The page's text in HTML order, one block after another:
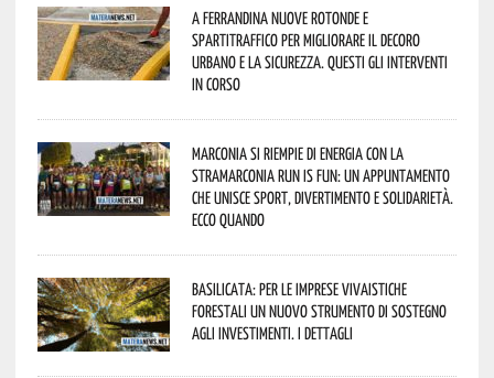
A Ferrandina nuove rotonde e
spartitraffico per migliorare il decoro
urbano e la sicurezza. Questi gli interventi
in corso
Marconia si riempie di energia con la
StraMarconia Run is Fun: un appuntamento
che unisce sport, divertimento e solidarietà.
Ecco quando
Basilicata: per le imprese vivaistiche
forestali un nuovo strumento di sostegno
agli investimenti. I dettagli